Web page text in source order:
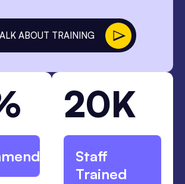
ABOUT TRAINING
2
2
0
0K
Staff
Trained